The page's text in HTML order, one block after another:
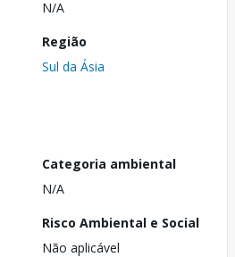
N/A
Região
Sul da Ásia
Categoria ambiental
N/A
Risco Ambiental e Social
Não aplicável